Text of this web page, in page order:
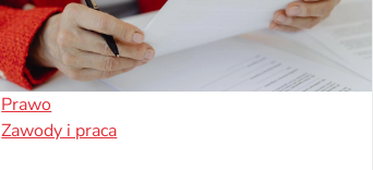
Prawo
Zawody i praca